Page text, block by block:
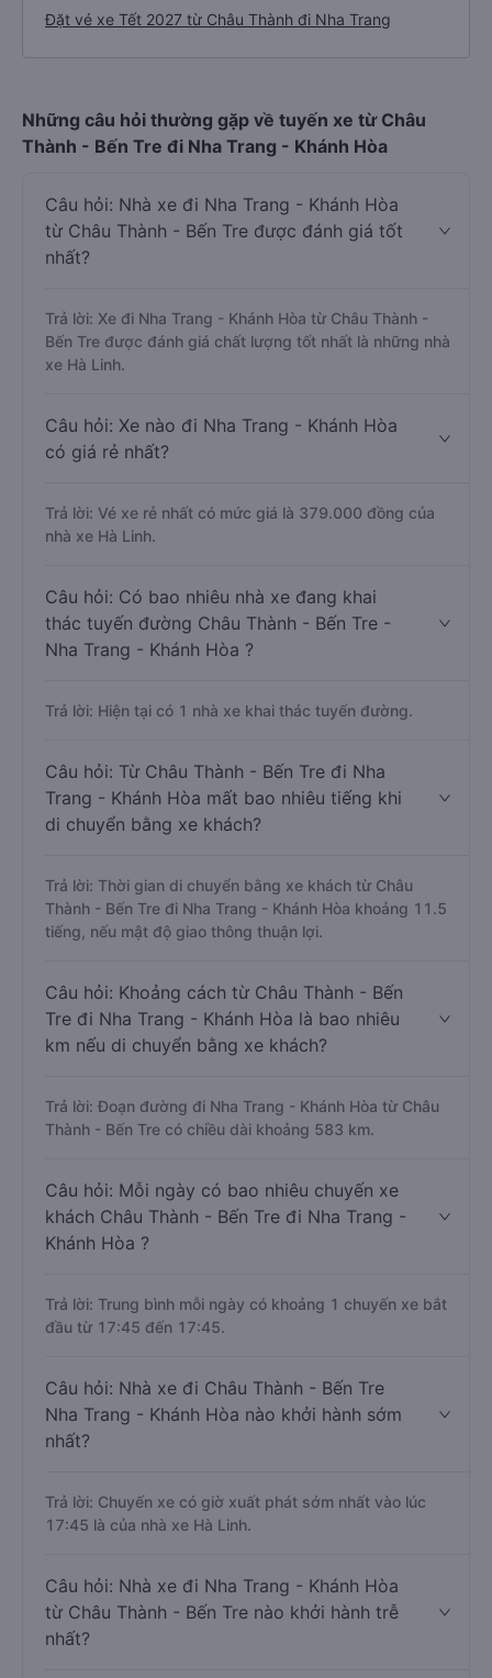
Đặt vé xe Tết 2027 từ Châu Thành đi Nha Trang
Những câu hỏi thường gặp về tuyến xe từ Châu
Thành - Bến Tre đi Nha Trang - Khánh Hòa
Câu hỏi: Nhà xe đi Nha Trang - Khánh Hòa
từ Châu Thành - Bến Tre được đánh giá tốt
nhất?
Trả lời: Xe đi Nha Trang - Khánh Hòa từ Châu Thành -
Bến Tre được đánh giá chất lượng tốt nhất là những nhà
xe Hà Linh.
Câu hỏi: Xe nào đi Nha Trang - Khánh Hòa
có giá rẻ nhất?
Trả lời: Vé xe rẻ nhất có mức giá là 379.000 đồng của
nhà xe Hà Linh.
Câu hỏi: Có bao nhiêu nhà xe đang khai
thác tuyến đường Châu Thành - Bến Tre -
Nha Trang - Khánh Hòa ?
Trả lời: Hiện tại có 1 nhà xe khai thác tuyến đường.
Câu hỏi: Từ Châu Thành - Bến Tre đi Nha
Trang - Khánh Hòa mất bao nhiêu tiếng khi
di chuyển bằng xe khách?
Trả lời: Thời gian di chuyển bằng xe khách từ Châu
Thành - Bến Tre đi Nha Trang - Khánh Hòa khoảng 11.5
tiếng, nếu mật độ giao thông thuận lợi.
Câu hỏi: Khoảng cách từ Châu Thành - Bến
Tre đi Nha Trang - Khánh Hòa là bao nhiêu
km nếu di chuyển bằng xe khách?
Trả lời: Đoạn đường đi Nha Trang - Khánh Hòa từ Châu
Thành - Bến Tre có chiều dài khoảng 583 km.
Câu hỏi: Mỗi ngày có bao nhiêu chuyến xe
khách Châu Thành - Bến Tre đi Nha Trang -
Khánh Hòa ?
Trả lời: Trung bình mỗi ngày có khoảng 1 chuyến xe bắt
đầu từ 17:45 đến 17:45.
Câu hỏi: Nhà xe đi Châu Thành - Bến Tre
Nha Trang - Khánh Hòa nào khởi hành sớm
nhất?
Trả lời: Chuyến xe có giờ xuất phát sớm nhất vào lúc
17:45 là của nhà xe Hà Linh.
Câu hỏi: Nhà xe đi Nha Trang - Khánh Hòa
từ Châu Thành - Bến Tre nào khởi hành trễ
nhất?